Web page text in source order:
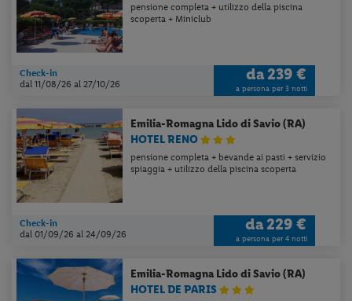
pensione completa + utilizzo della piscina
scoperta + Miniclub
Check-in
dal 11/08/26al 27/10/26
da239 €
a persona per 3 notti
Emilia-Romagna Lido di Savio (RA)
HOTEL RENO
pensione completa + bevande ai pasti + servizio
spiaggia + utilizzo della piscina scoperta
Check-in
dal 01/09/26al 24/09/26
da229 €
a persona per 4 notti
Emilia-Romagna Lido di Savio (RA)
HOTEL DE PARIS